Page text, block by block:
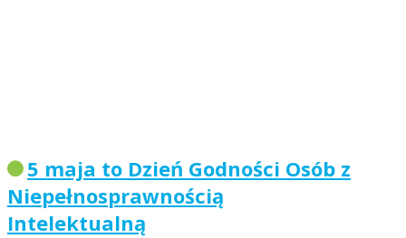
5 maja to Dzień Godności Osób z
Niepełnosprawnością
Intelektualną